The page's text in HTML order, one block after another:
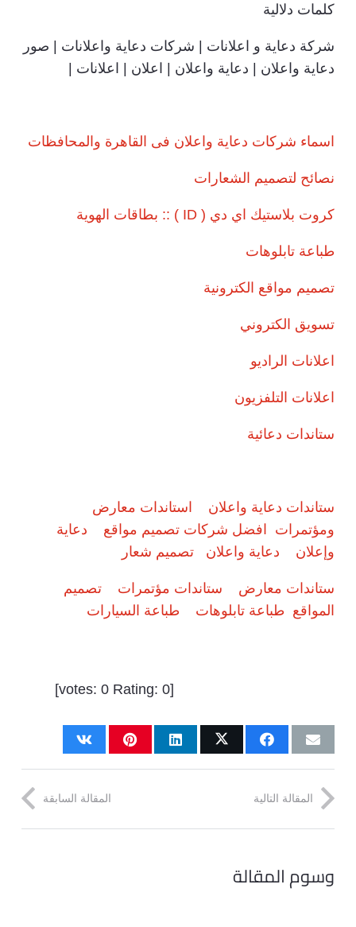
كلمات دلالية
شركة دعاية و اعلانات | شركات دعاية واعلانات | صور
دعاية واعلان | دعاية واعلان | اعلان | اعلانات |
اسماء شركات دعاية واعلان فى القاهرة والمحافظات
نصائح لتصميم الشعارات
كروت بلاستيك اي دي ( ID ) :: بطاقات الهوية
طباعة تابلوهات
تصميم مواقع الكترونية
تسويق الكتروني
اعلانات الراديو
اعلانات التلفزيون
ستاندات دعائية
ستاندات دعاية واعلان
استاندات معارض
ومؤتمرات افضل شركات تصميم مواقع
دعاية
وإعلان
دعاية واعلان تصميم شعار
ستاندات معارض ستاندات مؤتمرات
تصميم
المواقع طباعة تابلوهات طباعة السيارات
[votes:
0 Rating: 0
]
المقالة السابقة المقالة التالية
وسوم المقالة